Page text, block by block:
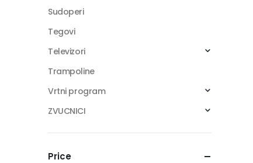
Sudoperi
Tegovi
Televizori
Trampoline
Vrtni program
ZVUCNICI
Price